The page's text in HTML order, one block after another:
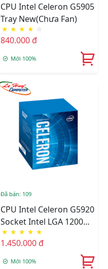
CPU Intel Celeron G5905
Tray New(Chưa Fan)
★ ★ ★ ★ ☆
840.000 đ
Mới 100%
Đã bán: 109
CPU Intel Celeron G5920
Socket Intel LGA 1200
BOX Online
★ ★ ★ ★ ★
1.450.000 đ
Mới 100%